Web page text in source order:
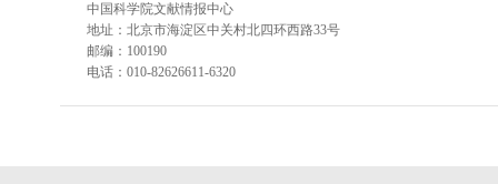
中国科学院文献情报中心
地址：北京市海淀区中关村北四环西路33号
邮编：100190
电话：010-82626611-6320